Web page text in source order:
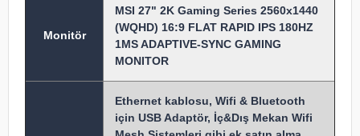
Monitör
MSI 27" 2K Gaming Series 2560x1440
(WQHD) 16:9 FLAT RAPID IPS 180HZ
1MS ADAPTIVE-SYNC GAMING
MONITOR
Ethernet kablosu, Wifi & Bluetooth
için USB Adaptör, İç&Dış Mekan Wifi